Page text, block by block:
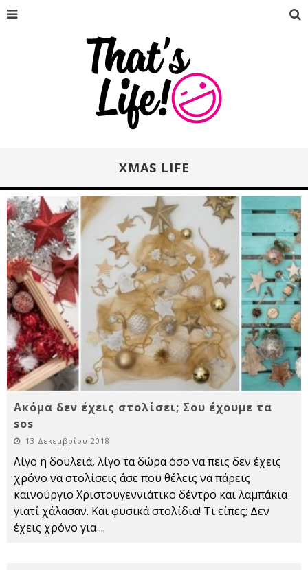
XMAS LIFE
Ακόμα δεν έχεις στολίσει; Σου έχουμε τα
sos
13 Δεκεμβρίου 2018
Λίγο η δουλειά, λίγο τα δώρα όσο να πεις δεν έχεις
χρόνο να στολίσεις άσε που θέλεις να πάρεις
καινούργιο Χριστουγεννιάτικο δέντρο και λαμπάκια
γιατί χάλασαν. Και φυσικά στολίδια! Τι είπες; Δεν
έχεις χρόνο για...